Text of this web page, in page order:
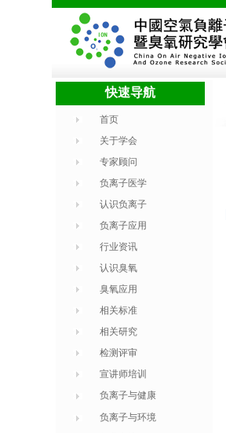
快速导航
首页
关于学会
专家顾问
负离子医学
认识负离子
负离子应用
行业资讯
认识臭氧
臭氧应用
相关标准
相关研究
检测评审
宣讲师培训
负离子与健康
负离子与环境